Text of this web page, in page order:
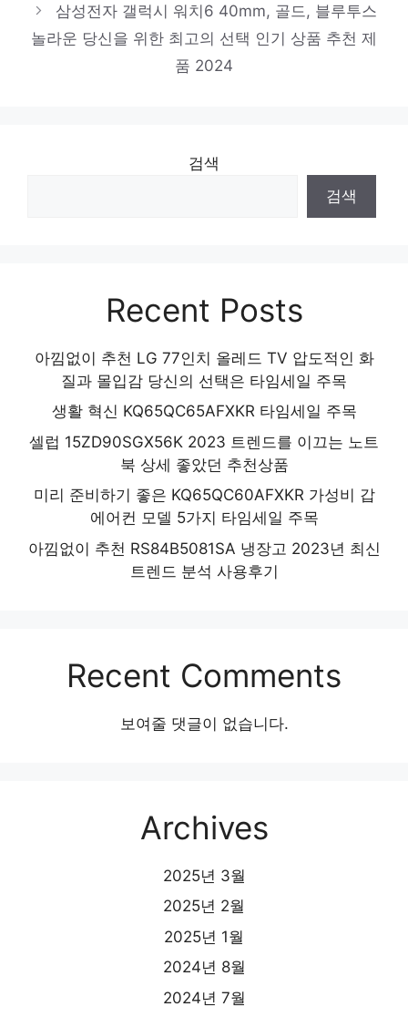
웰콤 무타공 디지털 도어락 WTS-700 + 카
드키 4p 세트, 고객직접설치
NZ63B6507XF(글램 화이트)
놀라운 당신을 위한 최고의 선택 인기 상품
삼성전자 갤럭시 워치6 40mm, 골드, 블루투스
놀라운 당신을 위한 최고의 선택 인기 상품 추천 제
품 2024
검색
검색
Recent Posts
아낌없이 추천 LG 77인치 올레드 TV 압도적인 화
질과 몰입감 당신의 선택은 타임세일 주목
생활 혁신 KQ65QC65AFXKR 타임세일 주목
셀럽 15ZD90SGX56K 2023 트렌드를 이끄는 노트
북 상세 좋았던 추천상품
미리 준비하기 좋은 KQ65QC60AFXKR 가성비 갑
에어컨 모델 5가지 타임세일 주목
아낌없이 추천 RS84B5081SA 냉장고 2023년 최신
트렌드 분석 사용후기
Recent Comments
보여줄 댓글이 없습니다.
Archives
2025년 3월
2025년 2월
2025년 1월
2024년 8월
2024년 7월